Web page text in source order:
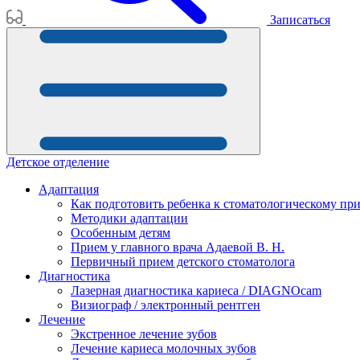
Записаться
Детское отделение
Адаптация
Как подготовить ребенка к стоматологическому
Методики адаптации
Особенным детям
Прием у главного врача Адаевой В. Н.
Первичный прием детского стоматолога
Диагностика
Лазерная диагностика кариеса / DIAGNOcam
Визиограф / электронный рентген
Лечение
Экстренное лечение зубов
Лечение кариеса молочных зубов